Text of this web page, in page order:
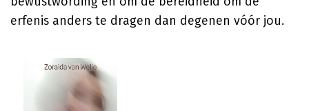
erfenis anders te dragen dan degenen vóór jou.